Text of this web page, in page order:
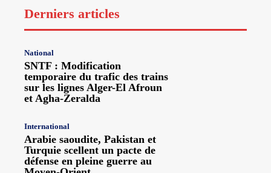
Derniers articles
National
SNTF : Modification
temporaire du trafic des trains
sur les lignes Alger-El Afroun
et Agha-Zeralda
International
Arabie saoudite, Pakistan et
Turquie scellent un pacte de
défense en pleine guerre au